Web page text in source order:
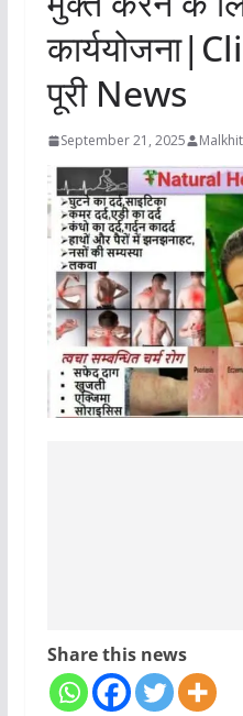
पूरी News
September 21, 2025
Share this news